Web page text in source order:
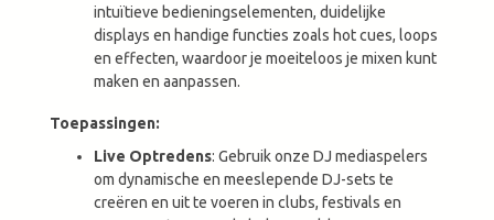
intuïtieve bedieningselementen, duidelijke
displays en handige functies zoals hot cues, loops
en effecten, waardoor je moeiteloos je mixen kunt
maken en aanpassen.
Toepassingen:
Live Optredens: Gebruik onze DJ mediaspelers
om dynamische en meeslepende DJ-sets te
creëren en uit te voeren in clubs, festivals en